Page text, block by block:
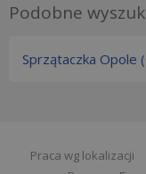
Podobne
Sprzątaczka Opole
Praca wg lokalizacji